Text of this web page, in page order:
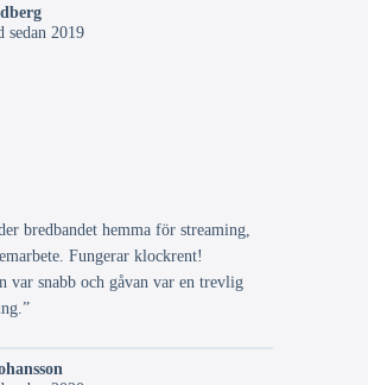
sedan 2019
bredbandet hemma för streaming,
Fungerar klockrent!
var snabb och gåvan var en trevlig